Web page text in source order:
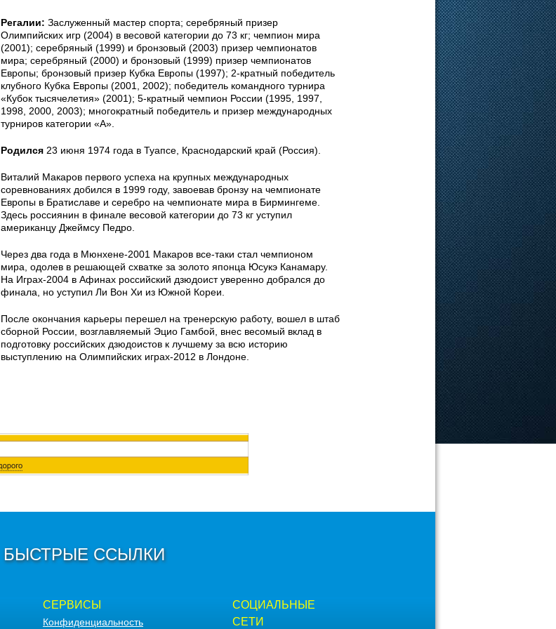
Регалии: Заслуженный мастер спорта; серебряный призер
Олимпийских игр (2004) в весовой категории до 73 кг; чемпион мира
(2001); серебряный (1999) и бронзовый (2003) призер чемпионатов
мира; серебряный (2000) и бронзовый (1999) призер чемпионатов
Европы; бронзовый призер Кубка Европы (1997); 2-кратный победитель
клубного Кубка Европы (2001, 2002); победитель командного турнира
«Кубок тысячелетия» (2001); 5-кратный чемпион России (1995, 1997,
1998, 2000, 2003); многократный победитель и призер международных
турниров категории «А».
Родился 23 июня 1974 года в Туапсе, Краснодарский край (Россия).
Виталий Макаров первого успеха на крупных международных
соревнованиях добился в 1999 году, завоевав бронзу на чемпионате
Европы в Братиславе и серебро на чемпионате мира в Бирмингеме.
Здесь россиянин в финале весовой категории до 73 кг уступил
американцу Джеймсу Педро.
Через два года в Мюнхене-2001 Макаров все-таки стал чемпионом
мира, одолев в решающей схватке за золото японца Юсукэ Канамару.
На Играх-2004 в Афинах российский дзюдоист уверенно добрался до
финала, но уступил Ли Вон Хи из Южной Кореи.
После окончания карьеры перешел на тренерскую работу, вошел в штаб
сборной России, возглавляемый Эцио Гамбой, внес весомый вклад в
подготовку российских дзюдоистов к лучшему за всю историю
выступлению на Олимпийских играх-2012 в Лондоне.
БЫСТРЫЕ ССЫЛКИ
СЕРВИСЫ
Конфиденциальность
СОЦИАЛЬНЫЕ
СЕТИ